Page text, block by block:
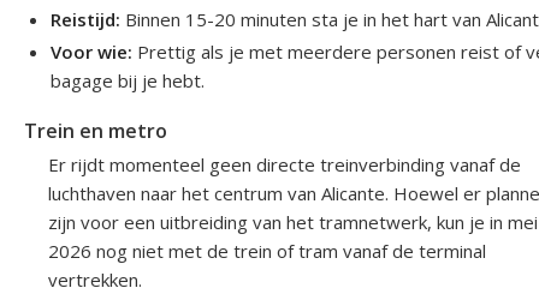
Reistijd: Binnen 15-20 minuten sta je in het hart van
Voor wie: Prettig als je met meerdere personen reist of
bagage bij je hebt.
Trein en metro
Er rijdt momenteel geen directe treinverbinding vanaf de
luchthaven naar het centrum van Alicante. Hoewel er
zijn voor een uitbreiding van het tramnetwerk, kun je in mei
2026 nog niet met de trein of tram vanaf de terminal
vertrekken.